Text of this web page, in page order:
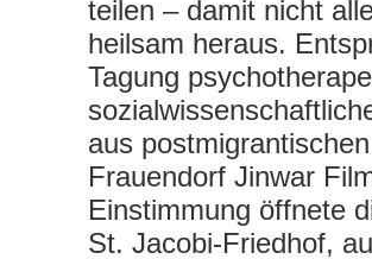
teilen – damit nicht
heilsam heraus.
Tagung
aus
Frauendorf Jinwar
Einstimmung öffnete
St. Jacobi-Friedhof,